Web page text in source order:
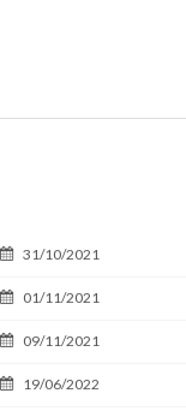
31/10/2021
01/11/2021
09/11/2021
19/06/2022